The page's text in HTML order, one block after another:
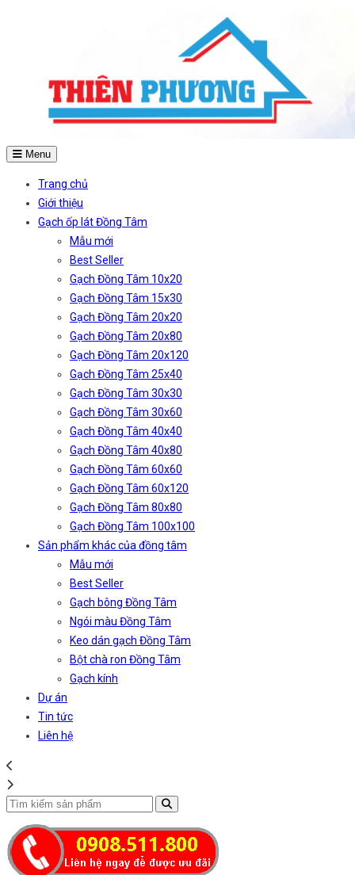
Menu
Trang chủ
Giới thiệu
Gạch ốp lát Đồng Tâm
Mẫu mới
Best Seller
Gạch Đồng Tâm 10x20
Gạch Đồng Tâm 15x30
Gạch Đồng Tâm 20x20
Gạch Đồng Tâm 20x80
Gạch Đồng Tâm 20x120
Gạch Đồng Tâm 25x40
Gạch Đồng Tâm 30x30
Gạch Đồng Tâm 30x60
Gạch Đồng Tâm 40x40
Gạch Đồng Tâm 40x80
Gạch Đồng Tâm 60x60
Gạch Đồng Tâm 60x120
Gạch Đồng Tâm 80x80
Gạch Đồng Tâm 100x100
Sản phẩm khác của đồng tâm
Mẫu mới
Best Seller
Gạch bông Đồng Tâm
Ngói màu Đồng Tâm
Keo dán gạch Đồng Tâm
Bột chà ron Đồng Tâm
Gạch kính
Dự án
Tin tức
Liên hệ